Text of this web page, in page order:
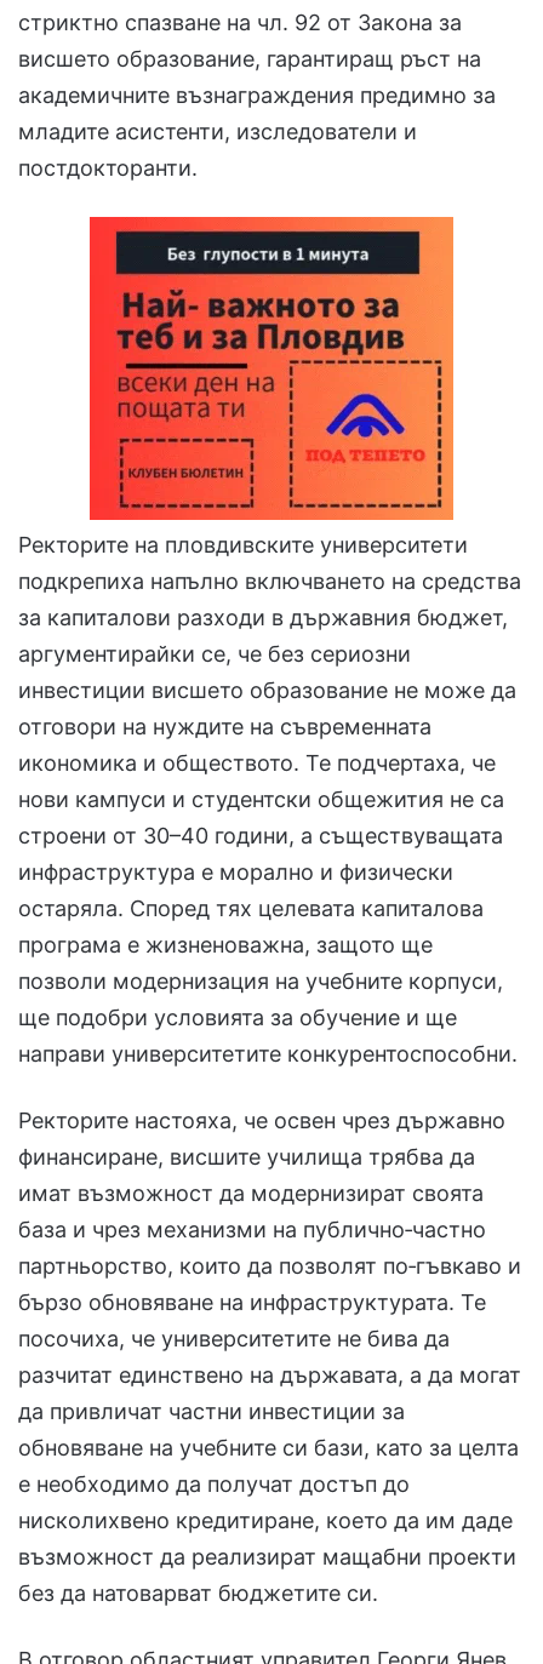
стриктно спазване на чл. 92 от Закона за
висшето образование, гарантиращ ръст на
академичните възнаграждения предимно за
младите асистенти, изследователи и
постдокторанти.
Ректорите на пловдивските университети
подкрепиха напълно включването на средства
за капиталови разходи в държавния бюджет,
аргументирайки се, че без сериозни
инвестиции висшето образование не може да
отговори на нуждите на съвременната
икономика и обществото. Те подчертаха, че
нови кампуси и студентски общежития не са
строени от 30–40 години, а съществуващата
инфраструктура е морално и физически
остаряла. Според тях целевата капиталова
програма е жизненоважна, защото ще
позволи модернизация на учебните корпуси,
ще подобри условията за обучение и ще
направи университетите конкурентоспособни.
Ректорите настояха, че освен чрез държавно
финансиране, висшите училища трябва да
имат възможност да модернизират своята
база и чрез механизми на публично‑частно
партньорство, които да позволят по‑гъвкаво и
бързо обновяване на инфраструктурата. Те
посочиха, че университетите не бива да
разчитат единствено на държавата, а да могат
да привличат частни инвестиции за
обновяване на учебните си бази, като за целта
е необходимо да получат достъп до
нисколихвено кредитиране, което да им даде
възможност да реализират мащабни проекти
без да натоварват бюджетите си.